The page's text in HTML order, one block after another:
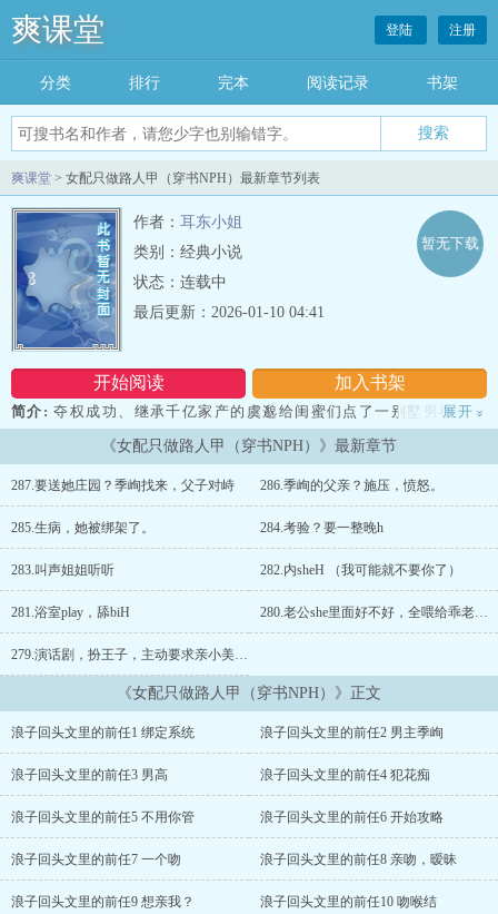
爽课堂 登陆 注册
分类 排行 完本 阅读记录 书架
爽课堂 > 女配只做路人甲（穿书NPH）最新章节列表
作者： 耳东小姐
类别：经典小说
状态：连载中
开始阅读 加入书架
暂无下载
最后更新：2026-01-10 04:41
简介: 夺权成功、继承千亿家产的虞邈给闺蜜们点了一别墅男模共享
快活人生，结果乐极生悲，一睁眼发现自己穿书了，成了甜宠文世界
造成男主不洁的“边缘”女配。还被不大聪明的蠢萌统告知至少整顿五
个小世界才能回到现实。她不解：“所以这个角色存在的意义是什
志，你只能得到男主的身体，得不到他的心，必要时候还要配合世界
意志维护男主的清白，推进男女主感情进展，确保结局HE。”虞邈：
就是扮演男主人鸡分离路上的“路人甲”炮友呗。她资本家心态发
作：“这么卖力我有什么好处？”001：“免费睡男主算吗？”“……我不
能花钱睡些服务意识好的？”她的几千亿没有一点用武之地？
001：“理论上不可以，您必须先完成主任务。”虞邈：理论是吧，行
行行。她不图人不图心，只图男主鸡巴镶了金。虞邈勤勤恳恳做好自
己的路人甲，除了睡一睡男主就是体验小世界人生，准备等故事线走
完，回去继续为花光千亿资产奋斗。哪知道剧情像脱缰的野马，逐渐
不受控……世界一：浪子回头文里的前任“你身材好xing格开朗，在你
以后会大放异彩的温柔坚韧女主，两人在一起后恩ai甜蜜羡煞旁人，
情史和xing经验；2.作且吵，衬托女主的安静内敛。“胸大无脑”钓系
女X腹黑毒she学霸竹马（不保证1v1）?NTR，训狗。“原男主”只是工
具人，只用不ai。世界二：破镜重圆文里的门当户对“你知书达理文静
内敛，是男主家里长辈都看好的未来儿媳，但他的官配是活泼娇媚恃
靓行凶的初恋，两人相ai多年，因人生规划不同而分开，等女主事业
展开 »
《女配只做路人甲（穿书NPH）》最新章节
287.要送她庄园？季峋找来，父子对峙 286.季峋的父亲？施压，愤怒。
285.生病，她被绑架了。 284.考验？要一整晚h
283.叫声姐姐听听 282.内sheH （我可能就不要你了）
281.浴室play，舔biH 280.老公she里面好不好，全喂给乖老婆 HHH
279.演话剧，扮王子，主动要求亲小美？（去他小时候生活的地方）
《女配只做路人甲（穿书NPH）》正文
浪子回头文里的前任1 绑定系统 浪子回头文里的前任2 男主季峋
浪子回头文里的前任3 男高 浪子回头文里的前任4 犯花痴
浪子回头文里的前任5 不用你管 浪子回头文里的前任6 开始攻略
浪子回头文里的前任7 一个吻 浪子回头文里的前任8 亲吻，暧昧
浪子回头文里的前任9 想亲我？ 浪子回头文里的前任10 吻喉结